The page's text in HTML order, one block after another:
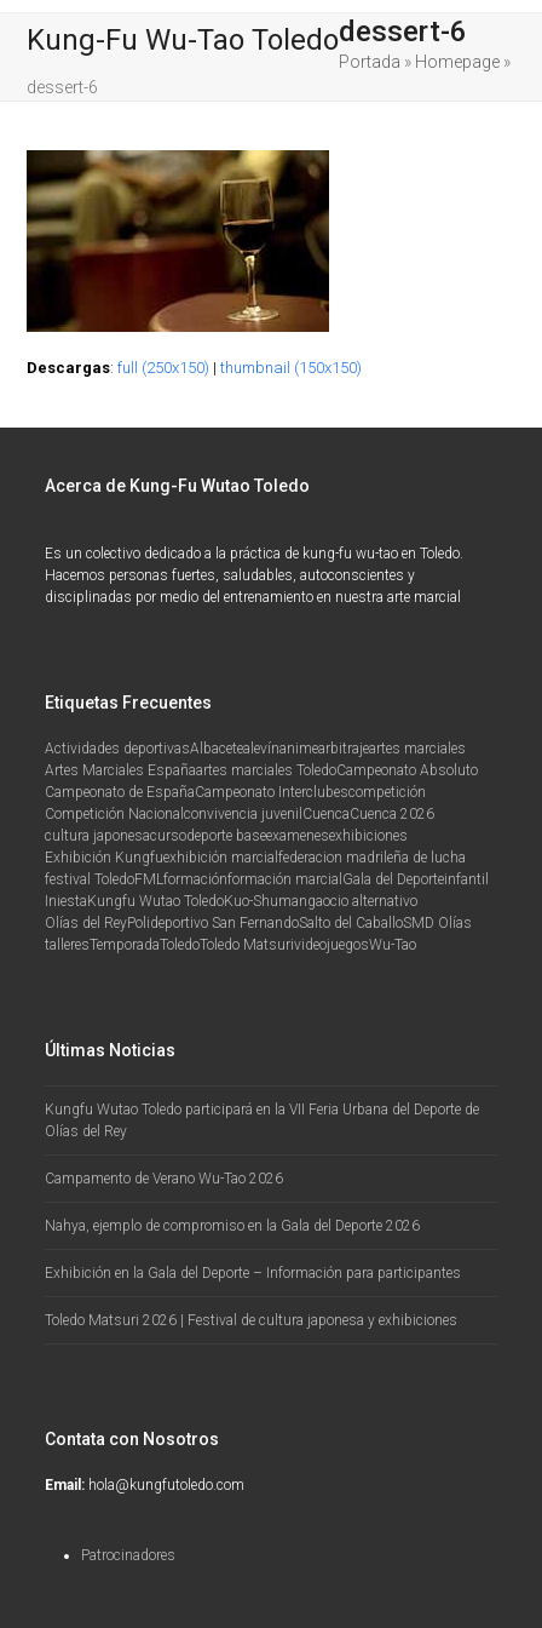
Kung-Fu Wu-Tao Toledo
Open
mobile
Close
mobile
dessert-6
Portada » Homepage »
dessert-6
Descargas:full (250x150) |thumbnail (150x150)
Acerca de Kung-Fu Wutao Toledo
Es un colectivo dedicado a la práctica de kung-fu wu-tao en Toledo.
Hacemos personas fuertes, saludables, autoconscientes y
disciplinadas por medio del entrenamiento en nuestra arte marcial
Etiquetas Frecuentes
Actividades deportivasAlbacetealevínanimearbitrajeartes marciales
Artes Marciales Españaartes marciales ToledoCampeonato Absoluto
Campeonato de EspañaCampeonato Interclubescompetición
Competición Nacionalconvivencia juvenil CuencaCuenca 2026
cultura japonesacursodeporte baseexamenesexhibiciones
Exhibición Kungfuexhibición marcialfederacion madrileña de lucha
festival ToledoFMLformaciónformación marcial Gala del Deporteinfantil
IniestaKungfu Wutao ToledoKuo-Shumangaocio alternativo
Olías del ReyPolideportivo San FernandoSalto del CaballoSMD Olías
talleresTemporadaToledoToledo MatsurivideojuegosWu-Tao
Últimas Noticias
Kungfu Wutao Toledo participará en la VII Feria Urbana del Deporte de
Olías del Rey
Campamento de Verano Wu-Tao 2026
Nahya, ejemplo de compromiso en la Gala del Deporte 2026
Exhibición en la Gala del Deporte – Información para participantes
Toledo Matsuri 2026 | Festival de cultura japonesa y exhibiciones
Contata con Nosotros
Email: hola@kungfutoledo.com
Patrocinadores